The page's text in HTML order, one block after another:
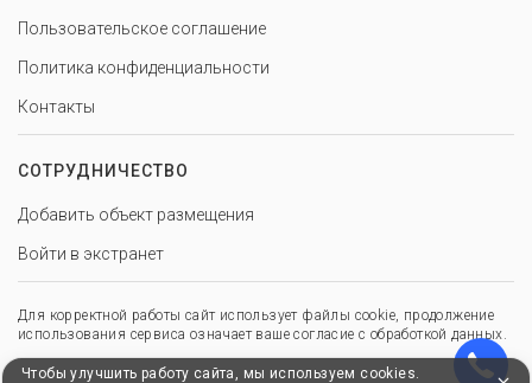
Пользовательское соглашение
Политика конфиденциальности
Контакты
СОТРУДНИЧЕСТВО
Добавить объект размещения
Войти в экстранет
Для корректной работы сайт использует файлы cookie, продолжение
использования сервиса означает ваше согласие с обработкой данных.
Чтобы улучшить работу сайта, мы используем cookies.